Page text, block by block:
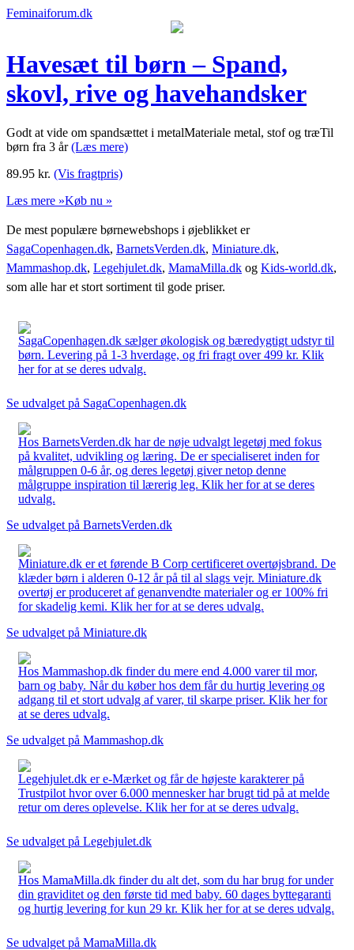
Feminaiforum.dk
Havesæt til børn – Spand,
skovl, rive og havehandsker
Godt at vide om spandsættet i metalMateriale metal, stof og træTil
børn fra 3 år(Læs mere)
89.95 kr. (Vis fragtpris)
Læs mere »Køb nu »
De mest populære børnewebshops i øjeblikket er
SagaCopenhagen.dk, BarnetsVerden.dk, Miniature.dk,
Mammashop.dk, Legehjulet.dk, MamaMilla.dk og Kids-world.dk,
som alle har et stort sortiment til gode priser.
SagaCopenhagen.dk sælger økologisk og bæredygtigt udstyr til
børn. Levering på 1-3 hverdage, og fri fragt over 499 kr. Klik
her for at se deres udvalg.
Se udvalget på SagaCopenhagen.dk
Hos BarnetsVerden.dk har de nøje udvalgt legetøj med fokus
på kvalitet, udvikling og læring. De er specialiseret inden for
målgruppen 0-6 år, og deres legetøj giver netop denne
målgruppe inspiration til lærerig leg. Klik her for at se deres
udvalg.
Se udvalget på BarnetsVerden.dk
Miniature.dk er et førende B Corp certificeret overtøjsbrand. De
klæder børn i alderen 0-12 år på til al slags vejr. Miniature.dk
overtøj er produceret af genanvendte materialer og er 100% fri
for skadelig kemi. Klik her for at se deres udvalg.
Se udvalget på Miniature.dk
Hos Mammashop.dk finder du mere end 4.000 varer til mor,
barn og baby. Når du køber hos dem får du hurtig levering og
adgang til et stort udvalg af varer, til skarpe priser. Klik her for
at se deres udvalg.
Se udvalget på Mammashop.dk
Legehjulet.dk er e-Mærket og får de højeste karakterer på
Trustpilot hvor over 6.000 mennesker har brugt tid på at melde
retur om deres oplevelse. Klik her for at se deres udvalg.
Se udvalget på Legehjulet.dk
Hos MamaMilla.dk finder du alt det, som du har brug for under
din graviditet og den første tid med baby. 60 dages byttegaranti
og hurtig levering for kun 29 kr. Klik her for at se deres udvalg.
Se udvalget på MamaMilla.dk